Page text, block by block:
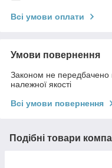
Всі умови оплати
Умови повернення
Законом не передбачено
належної якості
Всі умови повернення
Подібні товари